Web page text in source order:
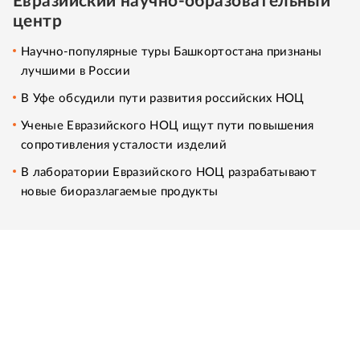
центр
Научно-популярные туры Башкортостана признаны
лучшими в России
В Уфе обсудили пути развития российских НОЦ
Ученые Евразийского НОЦ ищут пути повышения
сопротивления усталости изделий
В лаборатории Евразийского НОЦ разрабатывают
новые биоразлагаемые продукты